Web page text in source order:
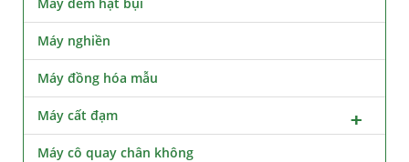
Máy nghiền
Máy đồng hóa mẫu
Máy cất đạm
Máy cô quay chân không